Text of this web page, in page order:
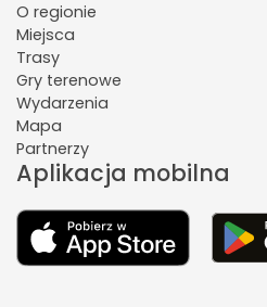
O regionie
Miejsca
Trasy
Gry terenowe
Wydarzenia
Mapa
Partnerzy
Aplikacja mobilna